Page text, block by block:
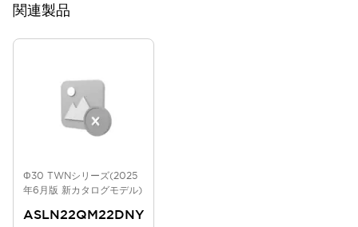
関連製品
Φ30 TWNシリーズ(2025
年6月版 新カタログモデル)
ASLN22QM22DNY